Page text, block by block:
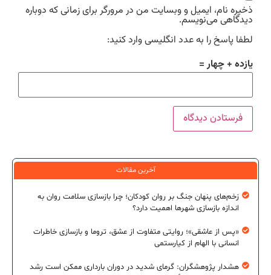
ذخیره نام، ایمیل و وبسایت من در مرورگر برای زمانی که دوباره
دیدگاهی می‌نویسم.
لطفا پاسخ را به عدد انگلیسی وارد کنید:
یازده + چهار =
آخرین مقالات
زخم‌های پنهان جنگ بر روان کودکان؛ چرا بازسازی سلامت روان به
اندازه بازسازی شهرها اهمیت دارد؟
«پس از عاشقی»؛ روایتی متفاوت از عشق، تروما و بازسازی خاطرات
انسانی با الهام از کیارستمی
هشدار پژوهشگران: گرمای شدید در دوران بارداری ممکن است رشد